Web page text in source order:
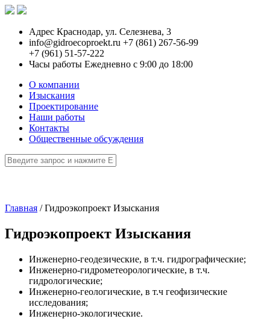
Адрес Краснодар, ул. Селезнева, 3
info@gidroecoproekt.ru +7 (861) 267-56-99
+7 (961) 51-57-222
Часы работы Ежедневно с 9:00 до 18:00
О компании
Изыскания
Проектирование
Наши работы
Контакты
Общественные обсуждения
Главная /Гидроэкопроект Изыскания
Гидроэкопроект Изыскания
Инженерно-геодезические, в т.ч. гидрографические;
Инженерно-гидрометеорологические, в т.ч.
гидрологические;
Инженерно-геологические, в т.ч геофизические
исследования;
Инженерно-экологические.